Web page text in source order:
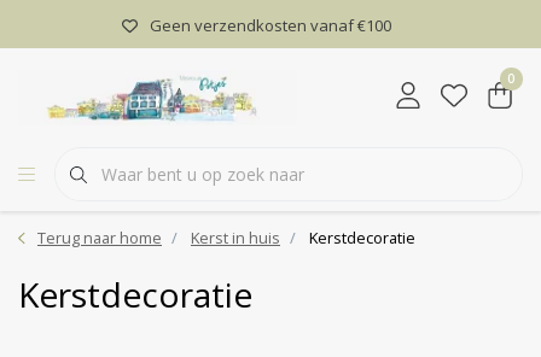
Geen verzendkosten vanaf €100
0
Terug naar home Kerst in huis Kerstdecoratie
Kerstdecoratie